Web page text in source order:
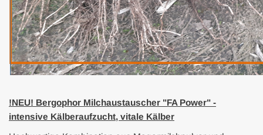
!NEU! Bergophor Milchaustauscher "FA Power" -
intensive Kälberaufzucht, vitale Kälber